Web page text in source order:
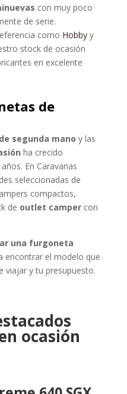
con muy poco
de serie.
como Hobbyy
stock de ocasión
en excelente
de
segunda mano y las
ha crecido
En Caravanas
seleccionadas de
compactos,
de outlet campercon
una furgoneta
encontrar el modelo que
viajar y tu presupuesto.
ocasión